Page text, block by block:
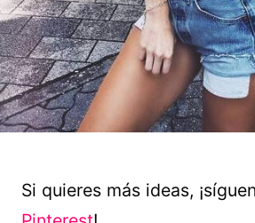
Si quieres más ideas,